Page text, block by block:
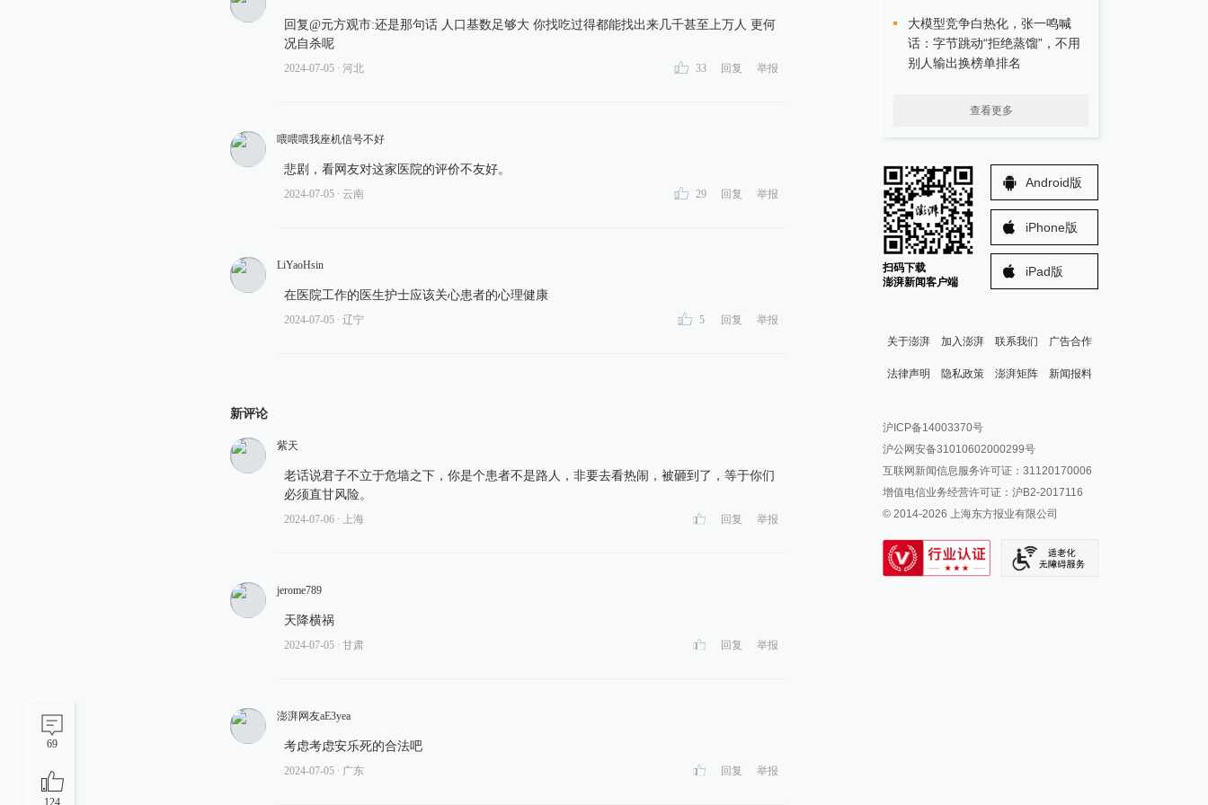
69
124
回复@元方观市:还是那句话 人口基数足够大 你找吃过得都能找出来几千甚至上万人 更何
况自杀呢
2024-07-05 ∙ 河北 33 回复 举报
喂喂喂我座机信号不好
悲剧，看网友对这家医院的评价不友好。
2024-07-05 ∙ 云南 29 回复 举报
LiYaoHsin
在医院工作的医生护士应该关心患者的心理健康
2024-07-05 ∙ 辽宁 5 回复 举报
新评论
紫天
老话说君子不立于危墙之下，你是个患者不是路人，非要去看热闹，被砸到了，等于你们
必须直甘风险。
2024-07-06 ∙ 上海 回复 举报
jerome789
天降横祸
2024-07-05 ∙ 甘肃 回复 举报
澎湃网友aE3yea
考虑考虑安乐死的合法吧
2024-07-05 ∙ 广东 回复 举报
大模型竞争白热化，张一鸣喊
话：字节跳动“拒绝蒸馏”，不用
别人输出换榜单排名
查看更多
扫码下载
澎湃新闻客户端
Android版
iPhone版
iPad版
关于澎湃 加入澎湃 联系我们 广告合作
法律声明 隐私政策 澎湃矩阵
澎湃新闻公众号
澎湃新闻抖音号
派生万物开放平台
IP SHANGHAI
SIXTH TONE
新闻报料
报料邮箱: news@thepaper.cn
沪ICP备14003370号
沪公网安备31010602000299号
互联网新闻信息服务许可证：31120170006
增值电信业务经营许可证：沪B2-2017116
© 2014-2026 上海东方报业有限公司